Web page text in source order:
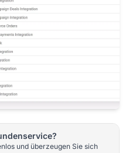
und überzeugen Sie sich